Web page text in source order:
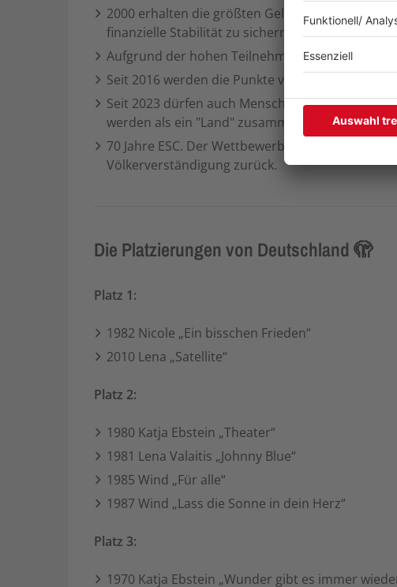
2000 erhalten die größten Geldgeber
finanzielle Stabilität zu sichern.
Aufgrund der hohen Teilnehmerzahl gibt es seit
Seit 2016 werden die Punkte von Fachjurys und
Seit 2023 dürfen auch Menschen aus Ländern
werden als ein "Land" zusammengefasst.
70 Jahre ESC. Der Wettbewerb feiert 2026 sein
Völkerverständigung zurück.
Die Platzierungen von Deutschland 🫣
Platz 1:
1982 Nicole „Ein bisschen Frieden“
2010 Lena „Satellite“
Platz 2:
1980 Katja Ebstein „Theater“
1981 Lena Valaitis „Johnny Blue“
1985 Wind „Für alle“
1987 Wind „Lass die Sonne in dein Herz“
Platz 3:
1970 Katja Ebstein „Wunder gibt es immer